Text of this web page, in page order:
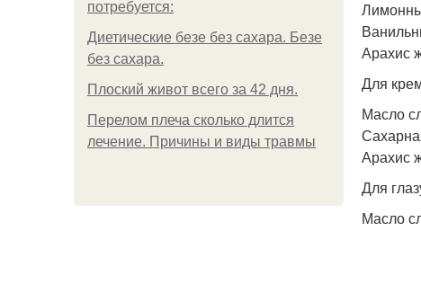
потребуется:
Диетические безе без сахара. Безе
без сахара.
Плоский живот всего за 42 дня.
Перелом плеча сколько длится
лечение. Причины и виды травмы
Арахис
Для
Масло
Арахис
Для
Масло